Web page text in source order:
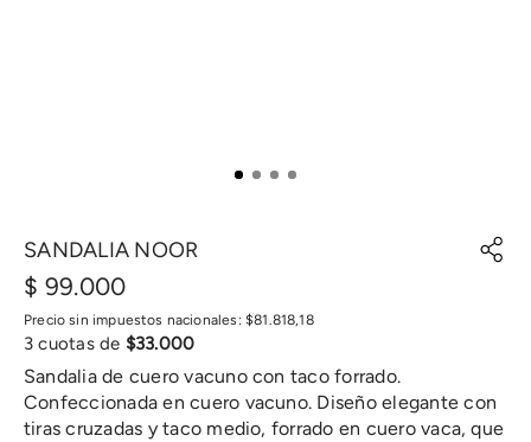
SANDALIA NOOR
$ 99.000
Precio sin impuestos nacionales: $81.818,18
3 cuotas de $33.000
Sandalia de cuero vacuno con taco forrado.
Confeccionada en cuero vacuno. Diseño elegante con
tiras cruzadas y taco medio, forrado en cuero vaca, que